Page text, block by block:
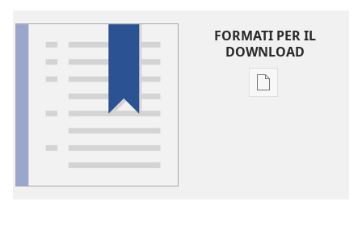
FORMATI PER IL
DOWNLOAD
Opzioni